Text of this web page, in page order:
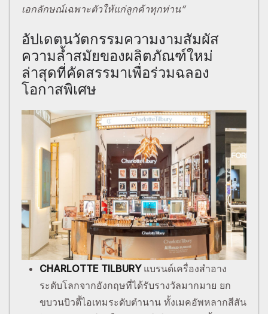
เอกลักษณ์เฉพาะตัวให้แก่ลูกค้าทุกท่าน”
อัปเดตนวัตกรรมความงามสัมผัส
ความล้ำสมัยของผลิตภัณฑ์ใหม่
ล่าสุดที่คัดสรรมาเพื่อร่วมฉลอง
โอกาสพิเศษ
CHARLOTTE TILBURY แบรนด์เครื่องสำอาง
ระดับโลกจากอังกฤษที่ได้รับรางวัลมากมาย​ ยก
ขบวนบิวตี้ไอเทมระดับตำนาน ทั้งเมคอัพหลากสีสัน